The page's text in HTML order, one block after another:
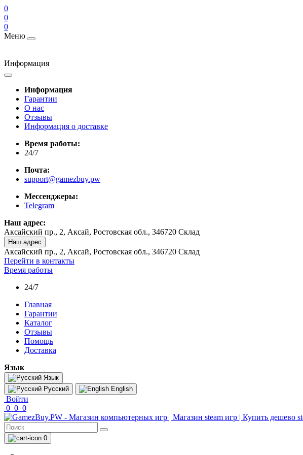
0
0
0
Меню
Информация
Информация
Гарантии
О нас
Отзывы
Информация о доставке
Время работы:
24/7
Почта:
support@gamezbuy.pw
Мессенджеры:
Telegram
Наш адрес:
Аксайский пр., 2, Аксай, Ростовская обл., 346720 Склад
Наш адрес
Аксайский пр., 2, Аксай, Ростовская обл., 346720 Склад
Перейти в контакты
Время работы
24/7
Главная
Гарантии
Каталог
Отзывы
Помощь
Доставка
Язык
Язык
Русский
English
Войти
0 0 0
0